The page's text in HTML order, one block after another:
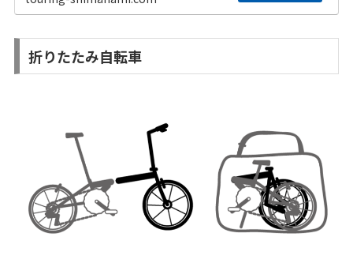
折りたたみ自転車